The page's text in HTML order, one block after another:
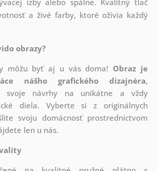
izby alebo spálne. Kvalitný tlač
a živé farby, ktoré oživia každý
obrazy?
môžu byť aj u vás doma! Obraz je
nášho grafického dizajnéra,
svoje návrhy na unikátne a vždy
diela. Vyberte si z originálnych
svoju domácnosť prostredníctvom
len u nás.